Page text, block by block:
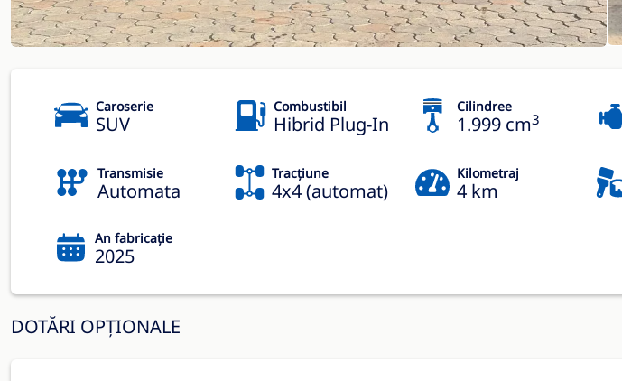
Caroserie
SUV
Combustibil
Hibrid Plug-In
Cilindree
1.999 cm3
Transmisie
Automata
Tracțiune
4x4 (automat)
Kilometraj
4 km
An fabricație
2025
DOTĂRI OPȚIONALE